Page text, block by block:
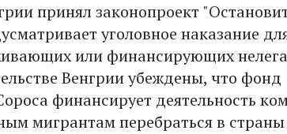
принял законопроект
уголовное наказание
или финансирующих
Венгрии убеждены, что фонд
финансирует деятельность
мигрантам перебраться в